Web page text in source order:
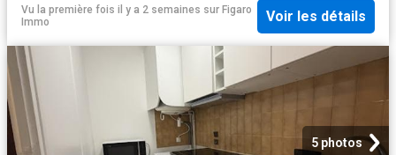
Vu la première fois il y a 2 semaines sur Figaro
Immo
Voir les détails
5 photos